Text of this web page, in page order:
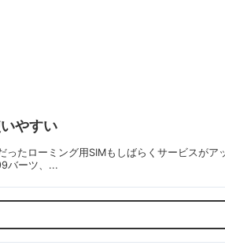
やすい
たローミング用SIMもしばらくサービスが
バーツ、...